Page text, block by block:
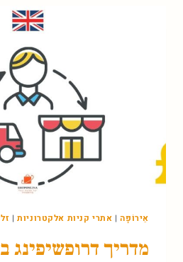
אֵירוֹפָּה| אתרי קניות אלקטרוניות|
מדריך דרופשיפינג